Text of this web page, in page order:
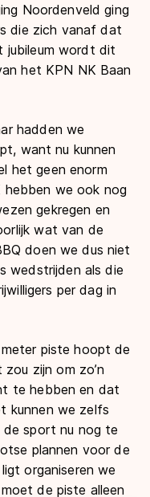
Noordenveld ging
die zich vanaf dat
jubileum wordt dit
het KPN NK Baan
hadden we
want nu kunnen
het geen enorm
we ook nog
gekregen en
wat van de
doen we dus niet
wedstrijden als die
per dag in
piste hoopt de
zijn om zo’n
te hebben en dat
kunnen we zelfs
de sport nu nog te
plannen voor de
organiseren we
de piste alleen